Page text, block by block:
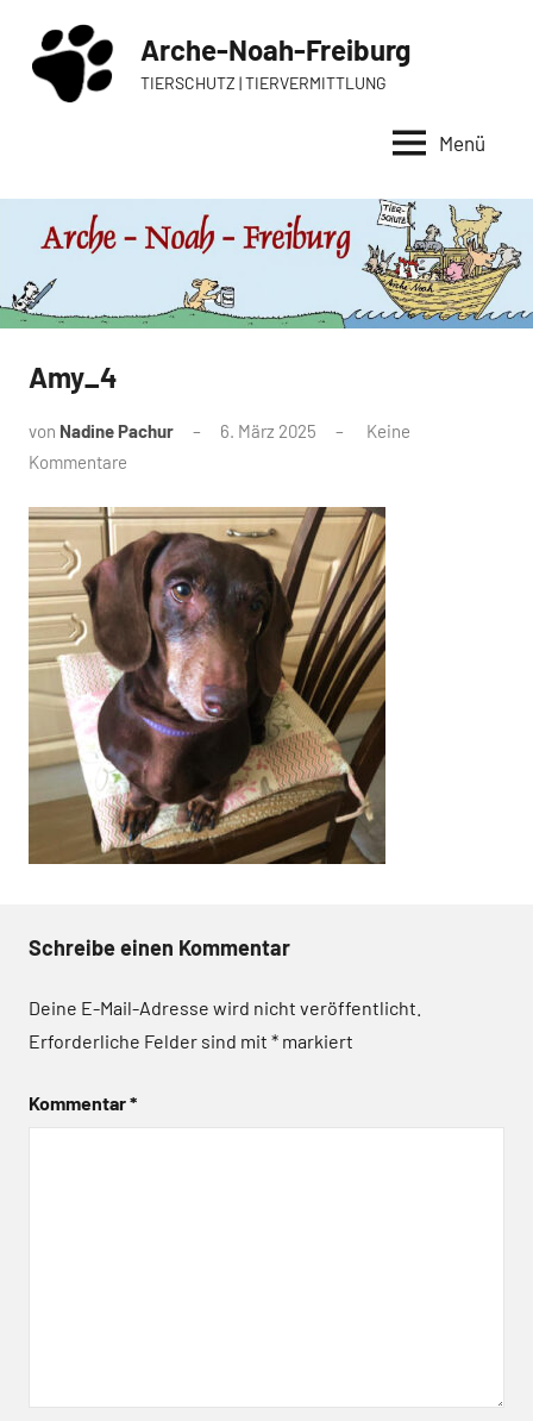
Inhalt
springen
Arche-Noah-Freiburg
TIERSCHUTZ | TIERVERMITTLUNG
Menü
Amy_4
von Nadine Pachur 6. März 2025
Keine
Kommentare
Schreibe einen Kommentar
Deine E-Mail-Adresse wird nicht veröffentlicht.
Erforderliche Felder sind mit * markiert
Kommentar*